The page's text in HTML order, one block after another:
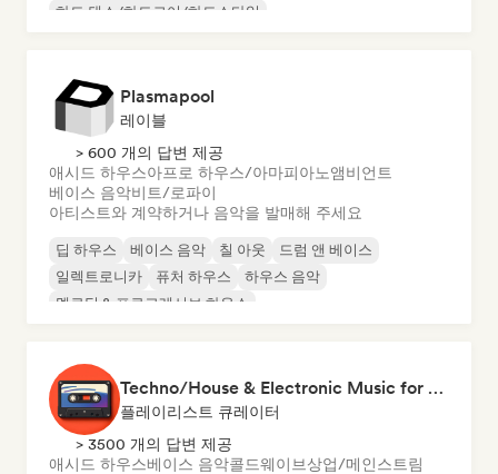
하드 댄스/하드코어/하드스타일
Plasmapool
레이블
> 600 개의 답변 제공
애시드 하우스아프로 하우스/아마피아노앰비언트
베이스 음악비트/로파이
아티스트와 계약하거나 음악을 발매해 주세요
딥 하우스 베이스 음악 칠 아웃
드럼 앤 베이스
일렉트로니카
퓨처 하우스
하우스 음악
멜로딕 & 프로그레시브 하우스
Techno/House & Electronic Music for Svea Playlists
플레이리스트 큐레이터
> 3500 개의 답변 제공
애시드 하우스베이스 음악콜드웨이브상업/메인스트림